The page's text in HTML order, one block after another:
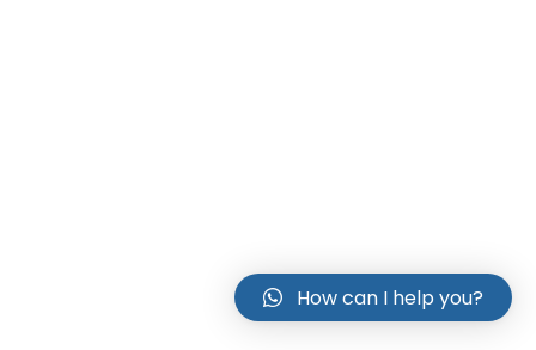
How can I help you?